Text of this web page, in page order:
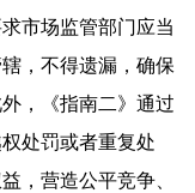
市场监管部门应当
，不得遗漏，确保
，《指南二》通过
处罚或者重复处
，营造公平竞争、